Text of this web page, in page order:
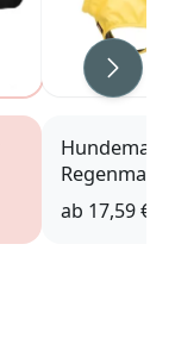
ab 17,59 €
Weiter